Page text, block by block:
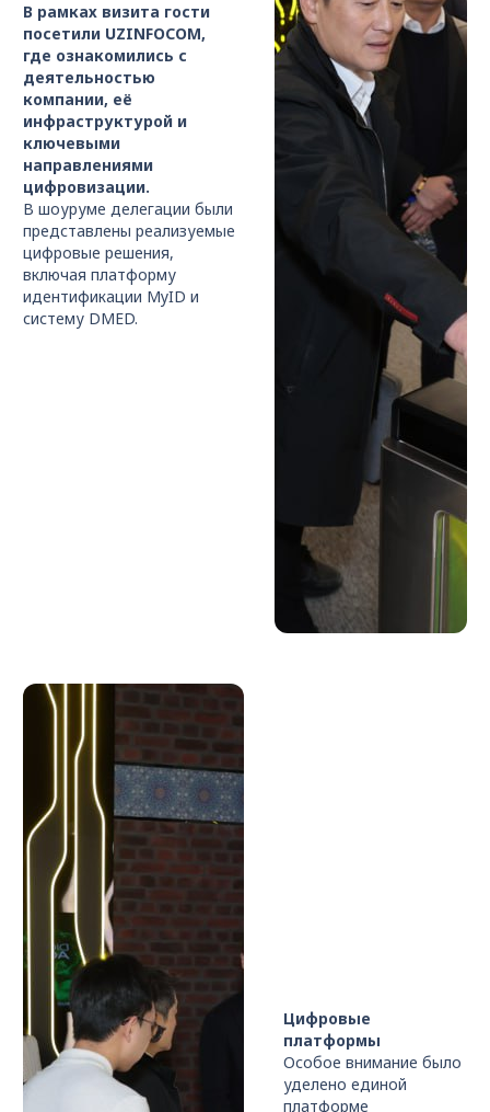
В рамках визита гости
посетили UZINFOCOM,
где ознакомились с
деятельностью
компании, её
инфраструктурой и
ключевыми
направлениями
цифровизации.
В шоуруме делегации были
представлены реализуемые
цифровые решения,
включая платформу
идентификации MyID и
систему DMED.
Цифровые
платформы
Особое внимание было
уделено единой
платформе